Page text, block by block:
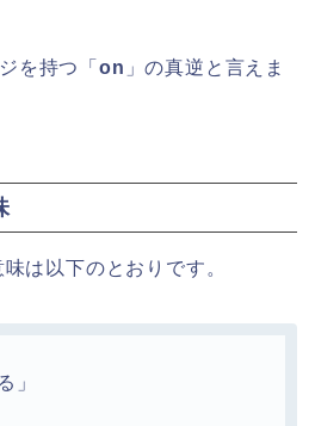
を持つ「on 」の真逆と言えま
は以下のとおりです。
」